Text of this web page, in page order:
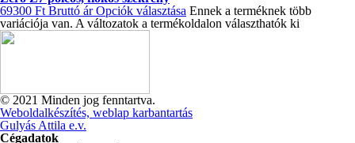
69300 Ft Bruttó ár Opciók választása Ennek a terméknek több
variációja van. A változatok a termékoldalon választhatók ki
© 2021 Minden jog fenntartva.
Weboldalkészítés, weblap karbantartás
Gulyás Attila e.v.
Cégadatok